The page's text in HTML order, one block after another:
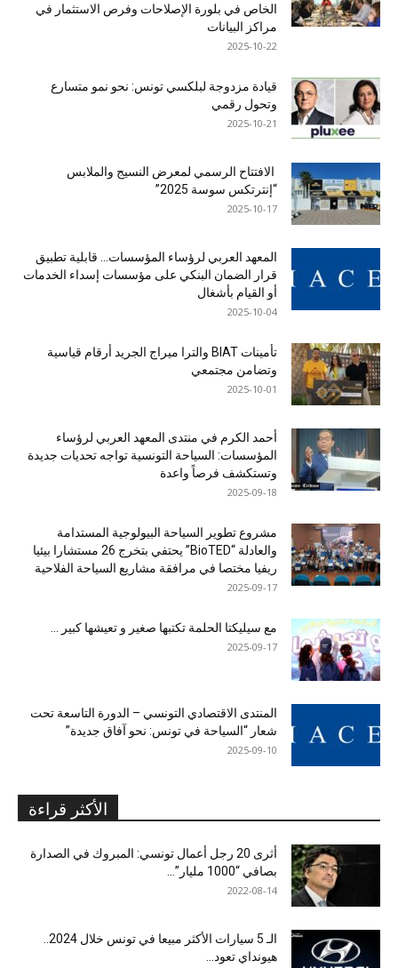
الخاص في بلورة الإصلاحات وفرص الاستثمار في
مراكز البيانات
2025-10-22
قيادة مزدوجة لبلكسي تونس: نحو نمو متسارع
وتحول رقمي
2025-10-21
الافتتاح الرسمي لمعرض النسيج والملابس
“إنترتكس سوسة 2025”
2025-10-17
المعهد العربي لرؤساء المؤسسات… قابلية تطبيق
قرار الضمان البنكي على مؤسسات إسداء الخدمات
أو القيام بأشغال
2025-10-04
تأمينات BIAT والترا ميراج الجريد أرقام قياسية
وتضامن مجتمعي
2025-10-01
أحمد الكرم في منتدى المعهد العربي لرؤساء
المؤسسات: السياحة التونسية تواجه تحديات جديدة
وتستكشف فرصاً واعدة
2025-09-18
مشروع تطوير السياحة البيولوجية المستدامة
والعادلة “BioTED” يحتفي بتخرج 26 مستشارا بيئيا
ريفيا مختصا في مرافقة مشاريع السياحة الفلاحية
2025-09-17
مع سيليكتا الحلمة تكتبها صغير و تعيشها كبير …
2025-09-17
المنتدى الاقتصادي التونسي – الدورة التاسعة تحت
شعار “السياحة في تونس: نحو آفاق جديدة”
2025-09-10
الأكثر قراءة
أثرى 20 رجل أعمال تونسي: المبروك في الصدارة
بصافي “1000 مليار”...
2022-08-14
هيونداي تعود...